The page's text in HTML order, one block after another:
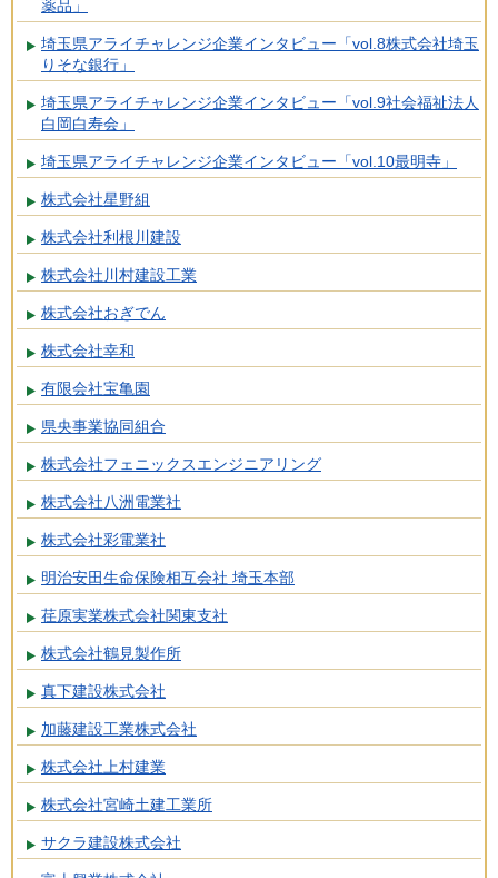
薬品」
埼玉県アライチャレンジ企業インタビュー「vol.8株式会社埼玉
りそな銀行」
埼玉県アライチャレンジ企業インタビュー「vol.9社会福祉法人
白岡白寿会」
埼玉県アライチャレンジ企業インタビュー「vol.10最明寺」
株式会社星野組
株式会社利根川建設
株式会社川村建設工業
株式会社おぎでん
株式会社幸和
有限会社宝亀園
県央事業協同組合
株式会社フェニックスエンジニアリング
株式会社八洲電業社
株式会社彩電業社
明治安田生命保険相互会社 埼玉本部
荏原実業株式会社関東支社
株式会社鶴見製作所
真下建設株式会社
加藤建設工業株式会社
株式会社上村建業
株式会社宮崎土建工業所
サクラ建設株式会社